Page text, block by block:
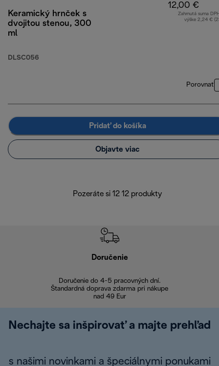
Keramický hrnček s
dvojitou stenou, 300
ml
DLSC056
12,00 €
Zahrnutá suma
výške 2,24 €
Porovnať
Pridať do košíka
Objavte viac
Pozeráte si 12 12 produkty
Doručenie
Doručenie do 4-5 pracovných dní.
Štandardná doprava zdarma pri nákupe
nad 49 Eur
Nechajte sa inšpirovať a majte prehľad
s našimi novinkami a špeciálnymi ponukami